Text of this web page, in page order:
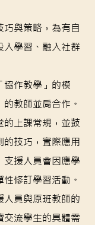
與策略，為有自
入學習、融入社群
協作教學」的模
教師並肩合作。
的上課常規，並鼓
技巧，實際應用
支援人員會因應學
修訂學習活動。
人員與原班教師的
交流學生的具體需